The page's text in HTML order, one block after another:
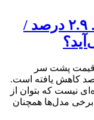
دلار ۴ درصد ریخت، ۲۰۷ فقط ۲.۹ درصد /
قیمت پشت سر
دلار از ۷ مرداد تاکنون حدود ۴ درصد کاهش یافته است.
نیست که بتوان از
مدل‌ها همچنان